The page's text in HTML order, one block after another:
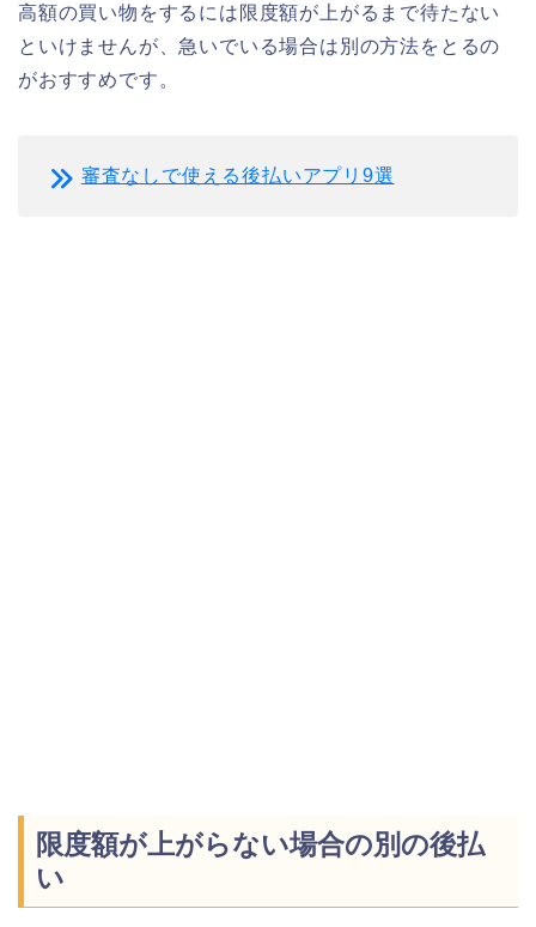
高額の買い物をするには限度額が上がるまで待たない
といけませんが、急いでいる場合は別の方法をとるの
がおすすめです。
審査なしで使える後払いアプリ9選
限度額が上がらない場合の別の後払
い